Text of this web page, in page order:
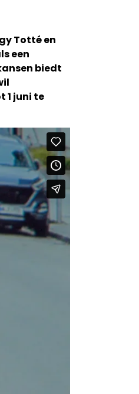
Totté en
een
biedt
1 juni te